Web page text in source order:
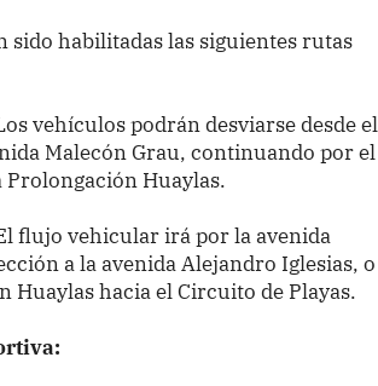
habilitadas las siguientes rutas
vehículos podrán desviarse desde el
Malecón Grau, continuando por el
Prolongación Huaylas.
flujo vehicular irá por la avenida
a la avenida Alejandro Iglesias, o
hacia el Circuito de Playas.